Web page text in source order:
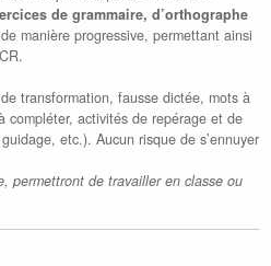
de grammaire, d’orthographe
manière progressive, permettant ainsi
transformation, fausse dictée, mots à
compléter, activités de repérage et de
etc.). Aucun risque de s’ennuyer
permettront de travailler en classe ou